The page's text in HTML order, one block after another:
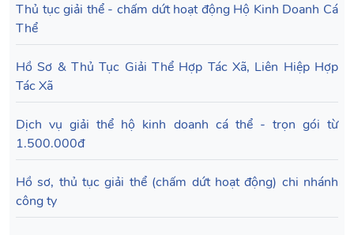
Thủ tục giải thể - chấm dứt hoạt động Hộ Kinh Doanh Cá
Thể
Hồ Sơ & Thủ Tục Giải Thể Hợp Tác Xã, Liên Hiệp Hợp
Tác Xã
Dịch vụ giải thể hộ kinh doanh cá thể - trọn gói từ
1.500.000đ
Hồ sơ, thủ tục giải thể (chấm dứt hoạt động) chi nhánh
công ty